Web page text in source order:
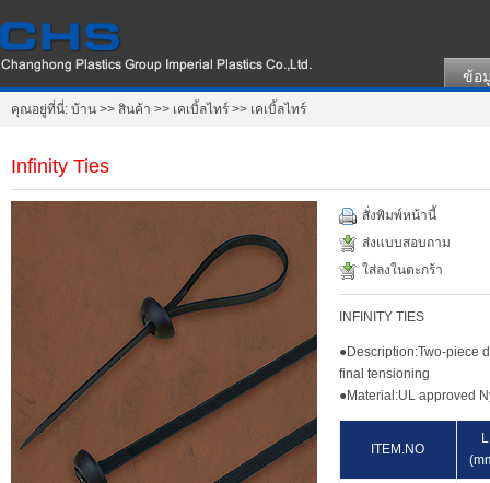
ข้อ
คุณอยู่ที่นี่: บ้าน >> สินค้า >> เคเบิ้ลไทร์ >> เคเบิ้ลไทร์
Infinity Ties
สั่งพิมพ์หน้านี้
ส่งแบบสอบถาม
ใส่ลงในตะกร้า
INFINITY TIES
●Description:Two-piece
final tensioning
●Material:UL approved
ITEM.NO
L